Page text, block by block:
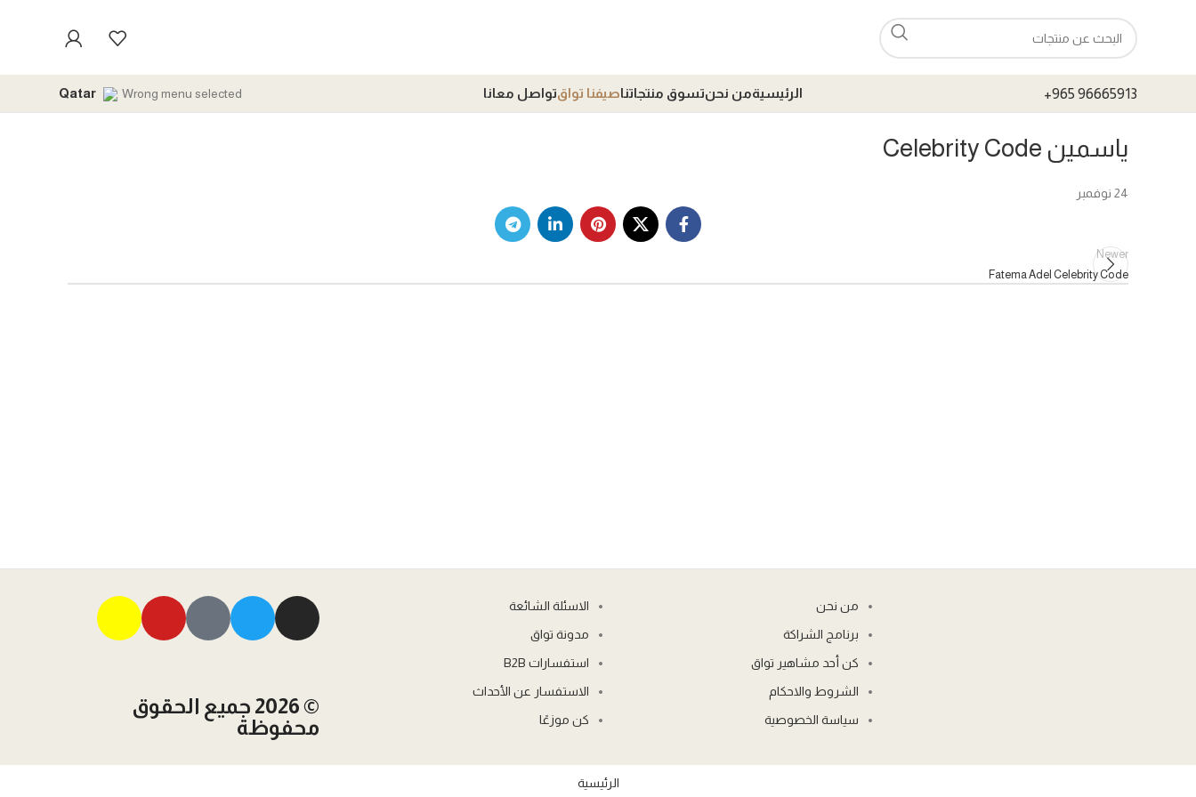
+965 96665913 الرئيسيةمن نحنتسوق منتجاتناصيفنا تواقتواصل معانا Wrong menu selected
ياسمين Celebrity Code
24 نوفمبر
Newer
Fatema Adel Celebrity Code
من نحن
برنامج الشراكة
كن أحد مشاهير تواق
الشروط والاحكام
سياسة الخصوصية
الاسئلة الشائعة
مدونة تواق
استفسارات B2B
الاستفسار عن الأحداث
كن موزعًا
© 2026 جميع الحقوق
محفوظة
الرئيسية